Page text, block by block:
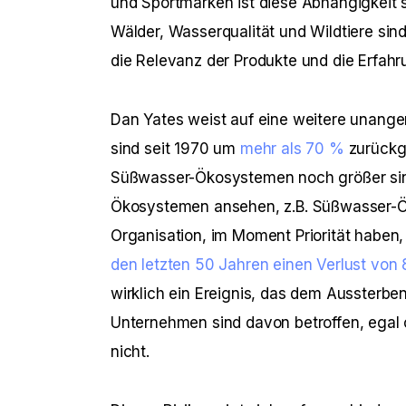
Wälder, Wasserqualität und Wildtiere
die Relevanz der Produkte und die
Dan Yates weist auf eine weitere
sind seit 1970 um mehr als 70 %
Süßwasser-Ökosystemen noch größer
Ökosystemen ansehen, z.B.
Organisation, im Moment Priorität
den letzten 50 Jahren einen Verlust von
wirklich ein Ereignis, das dem
Unternehmen sind davon betroffen,
nicht.